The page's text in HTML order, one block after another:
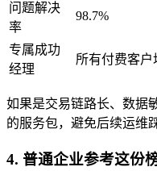
问题解决
率
98.7%
专属成功
经理
所有付费客户
如果是交易链路长、数据
的服务包，避免后续运维
4. 普通企业参考这份